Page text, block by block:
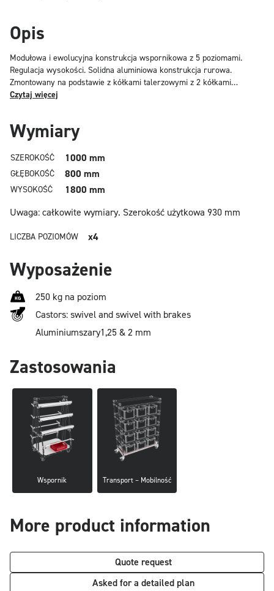
Opis
Modułowa i ewolucyjna konstrukcja wspornikowa z 5 poziomami.
Regulacja wysokości. Solidna aluminiowa konstrukcja rurowa.
Zmontowany na podstawie z kółkami talerzowymi z 2 kółkami
obrotowymi i 2 kółkami obrotowymi z hamulcami.
Czytaj więcej
Wymiary
SZEROKOŚĆ 1000 mm
GŁĘBOKOŚĆ 800 mm
WYSOKOŚĆ
1800 mm
Uwaga: całkowite wymiary. Szerokość użytkowa 930 mm
LICZBA POZIOMÓW x4
Wyposażenie
250 kg na poziom
Castors: swivel and swivel with brakes
Aluminiumszary1,25 & 2 mm
Zastosowania
Wspornik Transport – Mobilność
More product information
Quote request
Asked for a detailed plan